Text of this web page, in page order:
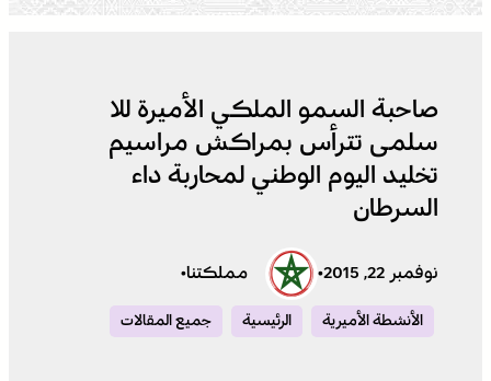
صاحبة السمو الملكي الأميرة للا
سلمى تترأس بمراكش مراسيم
تخليد اليوم الوطني لمحاربة داء
السرطان
نوفمبر 22, 2015 • مملكتنا•
الأنشطة الأميرية الرئيسية جميع المقالات